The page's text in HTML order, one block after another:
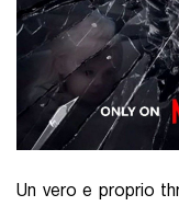
Un vero e proprio